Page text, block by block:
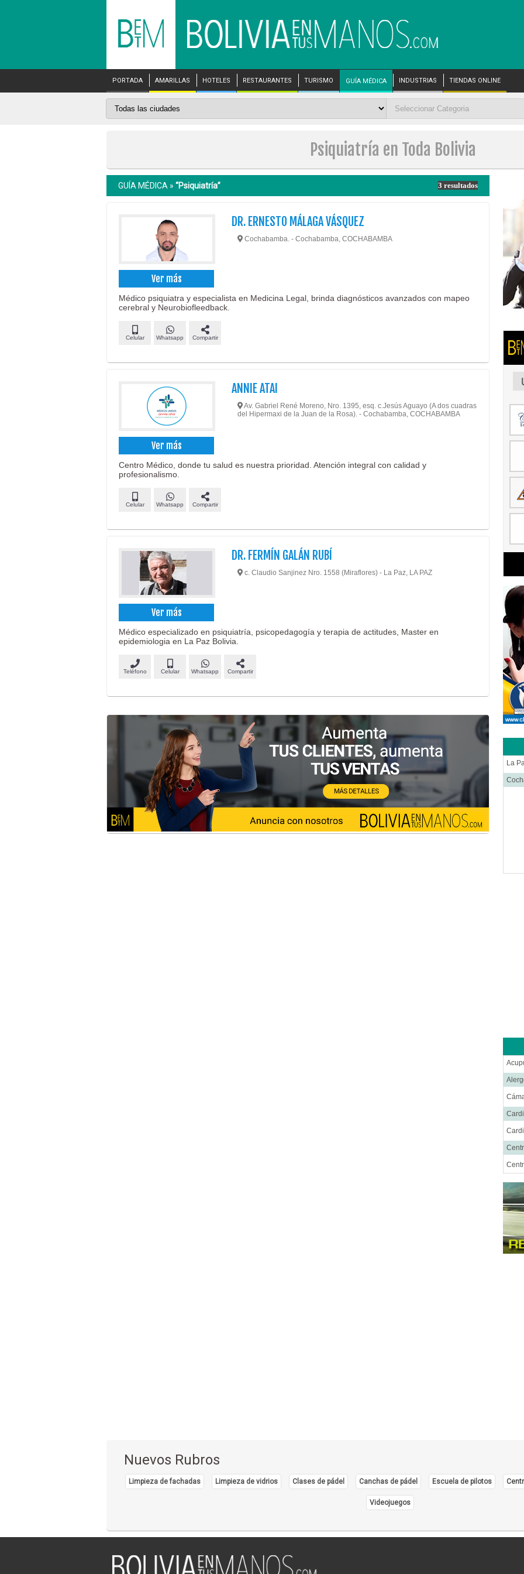
PORTADA AMARILLAS HOTELES RESTAURANTES TURISMO GUÍA MÉDICA INDUSTRIAS TIENDAS ONLINE
Psiquiatría en Toda Bolivia
GUÍA MÉDICA » “Psiquiatría” 3 resultados
Ver más
DR. ERNESTO MÁLAGA VÁSQUEZ
Cochabamba. - Cochabamba, COCHABAMBA
Médico psiquiatra y especialista en Medicina Legal, brinda diagnósticos avanzados con mapeo
cerebral y Neurobiofleedback.
Celular Whatsapp Compartir
Ver más
ANNIE ATAI
Av. Gabriel René Moreno, Nro. 1395, esq. c.Jesús Aguayo (A dos cuadras
del Hipermaxi de la Juan de la Rosa). - Cochabamba, COCHABAMBA
Centro Médico, donde tu salud es nuestra prioridad. Atención integral con calidad y
profesionalismo.
Celular Whatsapp Compartir
Ver más
DR. FERMÍN GALÁN RUBÍ
c. Claudio Sanjinez Nro. 1558 (Miraflores) - La Paz, LA PAZ
Médico especializado en psiquiatría, psicopedagogía y terapia de actitudes, Master en
epidemiologia en La Paz Bolivia.
Teléfono Celular Whatsapp Compartir
La
Nuevos Rubros
Limpieza de fachadas Limpieza de vidrios Clases de pádel Canchas de pádel Escuela de pilotos
Videojuegos